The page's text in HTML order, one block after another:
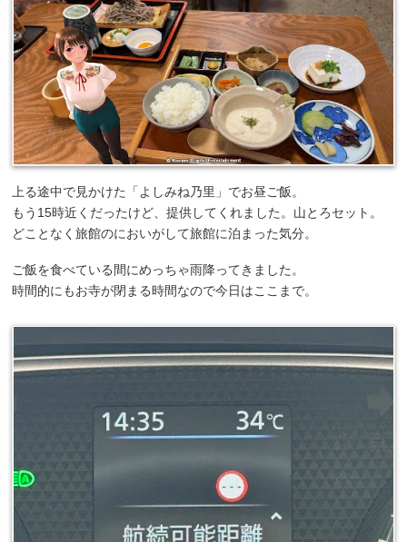
京都の町が見えました。（どれがなにかわからない）
上る途中で見かけた「よしみね乃里」でお昼ご飯。
もう15時近くだったけど、提供してくれました。山とろセット。
どことなく旅館のにおいがして旅館に泊まった気分。